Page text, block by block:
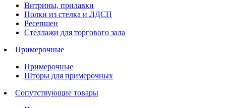
Витрины, прилавки
Полки из стелка и ЛДСП
Ресепшен
Стеллажи для торгового зала
Примерочные
Примерочные
Шторы для примерочных
Сопутствующие товары